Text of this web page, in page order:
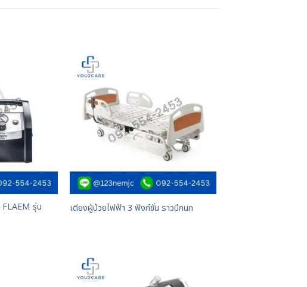
รุ่น
เตียงผู้ป่วยไฟฟ้า 3 ฟังก์ชั่น ราวปีกนก